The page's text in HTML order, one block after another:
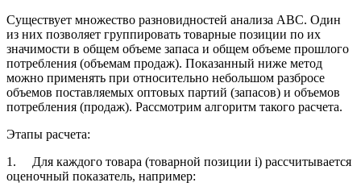
Существует множество разновидностей анализа АВС. Один
из них позволяет группировать товарные позиции по их
значимости в общем объеме запаса и общем объеме прошлого
потребления (объемам продаж). Показанный ниже метод
можно применять при относительно небольшом разбросе
объемов поставляемых оптовых партий (запасов) и объемов
потребления (продаж). Рассмотрим алгоритм такого расчета.
Этапы расчета:
1. Для каждого товара (товарной позиции i) рассчитывается
оценочный показатель, например: